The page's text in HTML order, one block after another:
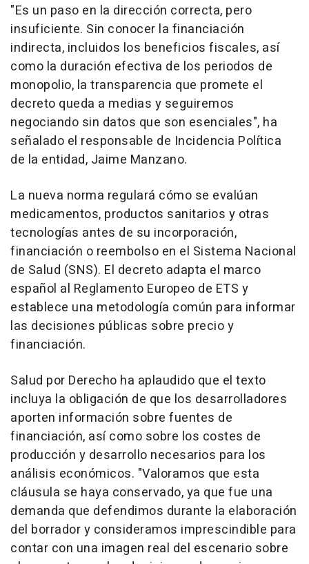
"Es un paso en la dirección correcta, pero
insuficiente. Sin conocer la financiación
indirecta, incluidos los beneficios fiscales, así
como la duración efectiva de los periodos de
monopolio, la transparencia que promete el
decreto queda a medias y seguiremos
negociando sin datos que son esenciales", ha
señalado el responsable de Incidencia Política
de la entidad, Jaime Manzano.
La nueva norma regulará cómo se evalúan
medicamentos, productos sanitarios y otras
tecnologías antes de su incorporación,
financiación o reembolso en el Sistema Nacional
de Salud (SNS). El decreto adapta el marco
español al Reglamento Europeo de ETS y
establece una metodología común para informar
las decisiones públicas sobre precio y
financiación.
Salud por Derecho ha aplaudido que el texto
incluya la obligación de que los desarrolladores
aporten información sobre fuentes de
financiación, así como sobre los costes de
producción y desarrollo necesarios para los
análisis económicos. "Valoramos que esta
cláusula se haya conservado, ya que fue una
demanda que defendimos durante la elaboración
del borrador y consideramos imprescindible para
contar con una imagen real del escenario sobre